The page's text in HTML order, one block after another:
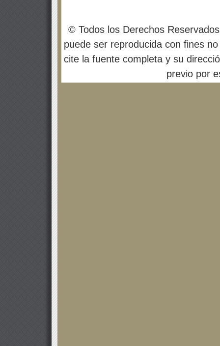
© Todos los Derechos
puede ser reproducida con fines
cite la fuente completa y su
previo por